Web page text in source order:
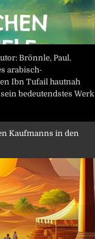
Brönnle, Paul.
arabisch-
Ibn Tufail hautnah
bedeutendstes Werk
Kaufmanns in den